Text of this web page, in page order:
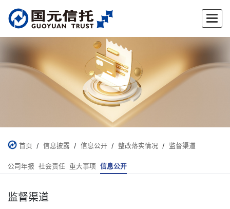
✕
首页 / 信息披露 / 信息公开 / 整改落实情况 / 监督渠道
公司年报 社会责任 重大事项 信息公开
监督渠道